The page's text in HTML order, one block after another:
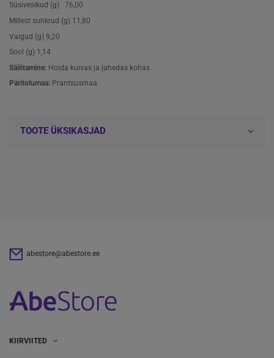
Süsivesikud (g) 76,00
Millest suhkrud (g) 11,80
Valgud (g) 9,20
Sool (g) 1,14
Säilitamine: Hoida kuivas ja jahedas kohas.
Päritolumaa: Prantsusmaa
TOOTE ÜKSIKASJAD
abestore@abestore.ee
KIIRVIITED